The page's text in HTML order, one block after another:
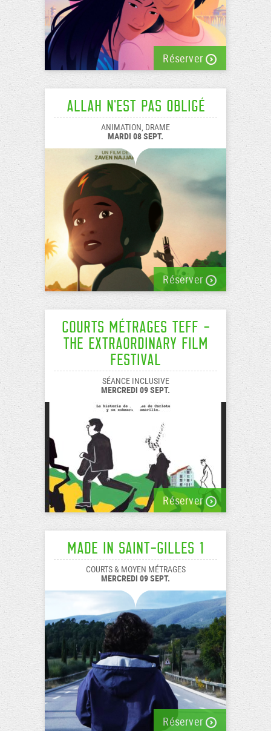
Réserver
Allah n'est pas obligé
ANIMATION, DRAME
MARDI 08 SEPT.
Réserver
Courts Métrages TEFF -
The Extraordinary Film
Festival
SÉANCE INCLUSIVE
MERCREDI 09 SEPT.
Réserver
Made In Saint-Gilles 1
COURTS & MOYEN MÉTRAGES
MERCREDI 09 SEPT.
Réserver